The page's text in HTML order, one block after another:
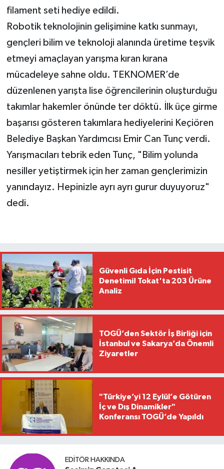
filament seti hediye edildi.
Robotik teknolojinin gelişimine katkı sunmayı,
gençleri bilim ve teknoloji alanında üretime teşvik
etmeyi amaçlayan yarışma kıran kırana
mücadeleye sahne oldu. TEKNOMER’de
düzenlenen yarışta lise öğrencilerinin oluşturduğu
takımlar hakemler önünde ter döktü. İlk üçe girme
başarısı gösteren takımlara hediyelerini Keçiören
Belediye Başkan Yardımcısı Emir Can Tunç verdi.
Yarışmacıları tebrik eden Tunç, "Bilim yolunda
nesiller yetiştirmek için her zaman gençlerimizin
yanındayız. Hepinizle ayrı ayrı gurur duyuyoruz"
dedi.
Güvenli Gıda İçin Pestisit
Denetimi! Tokat'ta 203 Ürüne
Analiz
TOGÜ’den Sektör İş Birliği için
İstanbul ve Sakarya’da Önemli
Ziyaretler
"Türkiye’yi 12 Eylül’e Götüren
İç ve Dış Dinamikler"
Konferansı TOGÜ’de Yapıldı
EDITÖR HAKKINDA